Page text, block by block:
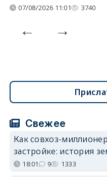
07/08/2026 11:01 3740
Свежее
Как совхоз-
застройке: история
18:01 9 1333